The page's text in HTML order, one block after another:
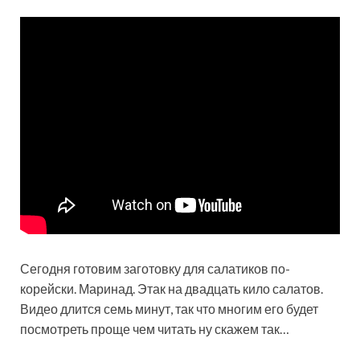
Сегодня готовим заготовку для салатиков по-
корейски. Маринад. Этак на двадцать кило салатов.
Видео длится семь минут, так что многим его будет
посмотреть проще чем читать ну скажем так…